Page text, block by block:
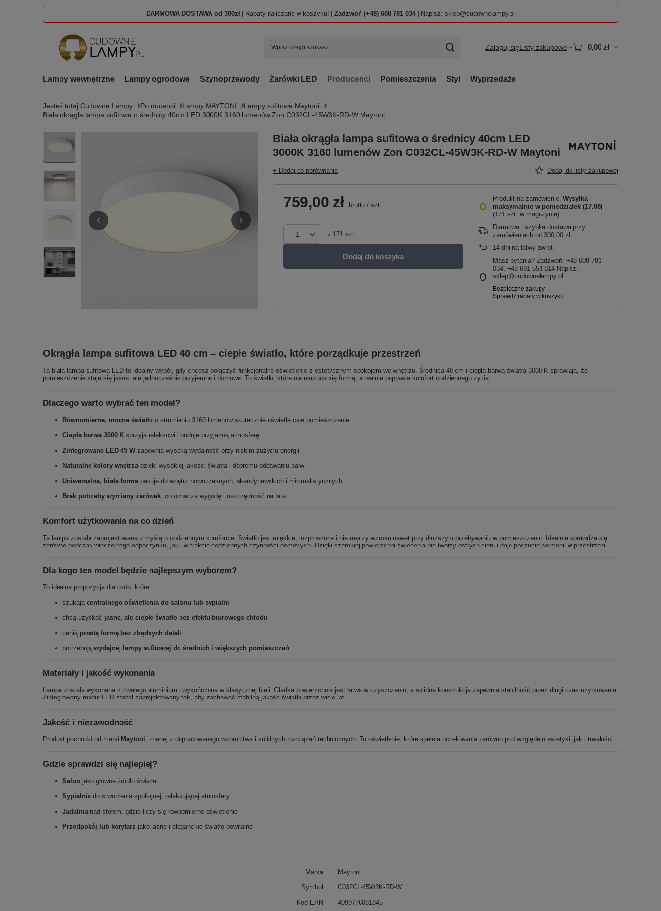
DARMOWA DOSTAWA od 300zł | Rabaty naliczane w koszyku! | Zadzwoń (+48) 608 781 034 | Napisz: sklep@cudownelampy.pl
Zaloguj sięListy zakupowe 0,00 zł
Lampy wewnętrzne Lampy ogrodowe Szynoprzewody Żarówki LED Producenci Pomieszczenia Styl Wyprzedaże
Jesteś tutaj:Cudowne Lampy Producenci Lampy MAYTONI
Lampy sufitowe Maytoni
Biała okrągła lampa sufitowa o średnicy 40cm LED 3000K 3160 lumenów Zon C032CL-45W3K-RD-W Maytoni
Biała okrągła lampa sufitowa o średnicy 40cm LED
3000K 3160 lumenów Zon C032CL-45W3K-RD-W Maytoni
+ Dodaj do porównania Dodaj do listy zakupowej
759,00 zł brutto / szt.
z 171 szt.
Dodaj do koszyka
Produkt na zamówienie Wysyłka
maksymalnie w poniedziałek (17.08)
(171 szt. w magazynie)
Darmowa i szybka dostawa przy
zamówieniach od 300,00 zł
14 dni na łatwy zwrot
Masz pytania? Zadzwoń: +48 608 781
034, +48 691 553 814 Napisz:
sklep@cudownelampy.pl
Okrągła lampa sufitowa LED 40 cm – ciepłe światło, które porządkuje przestrzeń
Ta biała lampa sufitowa LED to idealny wybór, gdy chcesz połączyć funkcjonalne oświetlenie z estetycznym spokojem we wnętrzu. Średnica 40 cm i ciepła barwa światła 3000 K sprawiają, że
pomieszczenie staje się jasne, ale jednocześnie przyjemne i domowe. To światło, które nie narzuca się formą, a realnie poprawia komfort codziennego życia.
Dlaczego warto wybrać ten model?
Równomierne, mocne światło o strumieniu 3160 lumenów skutecznie oświetla całe pomieszczenie
Ciepła barwa 3000 K sprzyja relaksowi i buduje przyjazną atmosferę
Zintegrowane LED 45 W zapewnia wysoką wydajność przy niskim zużyciu energii
Naturalne kolory wnętrzadzięki wysokiej jakości światła i dobremu oddawaniu barw
Uniwersalna, biała formapasuje do wnętrz nowoczesnych, skandynawskich i minimalistycznych
Brak potrzeby wymiany żarówek, co oznacza wygodę i oszczędność na lata
Komfort użytkowania na co dzień
Ta lampa została zaprojektowana z myślą o codziennym komforcie. Światło jest miękkie, rozproszone i nie męczy wzroku nawet przy dłuższym przebywaniu w pomieszczeniu. Idealnie sprawdza się
zarówno podczas wieczornego odpoczynku, jak i w trakcie codziennych czynności domowych. Dzięki szerokiej powierzchni świecenia nie tworzy ostrych cieni i daje poczucie harmonii w przestrzeni.
Dla kogo ten model będzie najlepszym wyborem?
To idealna propozycja dla osób, które:
szukają centralnego oświetlenia do salonu lub sypialni
chcą uzyskać jasne, ale ciepłe światło bez efektu biurowego chłodu
cenią prostą formę bez zbędnych detali
potrzebują wydajnej lampy sufitowej do średnich i większych pomieszczeń
Materiały i jakość wykonania
Lampa została wykonana z trwałego aluminium i wykończona w klasycznej bieli. Gładka powierzchnia jest łatwa w czyszczeniu, a solidna konstrukcja zapewnia stabilność przez długi czas użytkowania.
Zintegrowany moduł LED został zaprojektowany tak, aby zachować stabilną jakość światła przez wiele lat.
Jakość i niezawodność
Produkt pochodzi od marki Maytoni, znanej z dopracowanego wzornictwa i solidnych rozwiązań technicznych. To oświetlenie, które spełnia oczekiwania zarówno pod względem estetyki, jak i trwałości.
Gdzie sprawdzi się najlepiej?
Salon jako główne źródło światła
Sypialniado stworzenia spokojnej, relaksującej atmosfery
Jadalnianad stołem, gdzie liczy się równomierne oświetlenie
Przedpokój lub korytarz jako jasne i eleganckie światło powitalne
Marka Maytoni
Symbol C032CL-45W3K-RD-W
Kod EAN 4099776081845